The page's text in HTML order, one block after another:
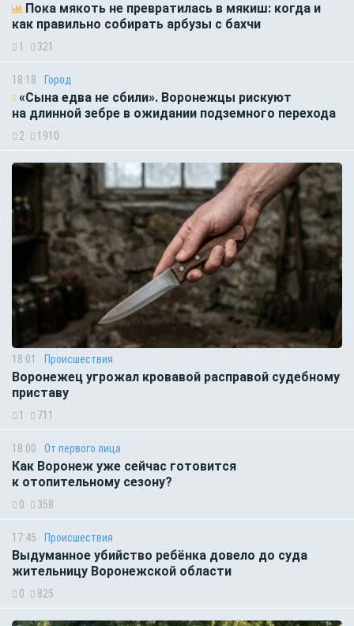
Пока мякоть не превратилась в мякиш: когда и
как правильно собирать арбузы с бахчи
1 321
18:18 Город
«Сына едва не сбили». Воронежцы рискуют
на длинной зебре в ожидании подземного перехода
2 1910
18:01 Происшествия
Воронежец угрожал кровавой расправой судебному
приставу
1 711
18:00 От первого лица
Как Воронеж уже сейчас готовится
к отопительному сезону?
0 358
17:45 Происшествия
Выдуманное убийство ребёнка довело до суда
жительницу Воронежской области
0 825